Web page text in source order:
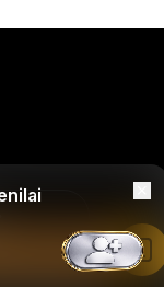
Aplikasi Bybit